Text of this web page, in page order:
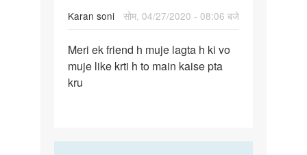
Karan soni
सोम, 04/27/2020 - 08:06 बजे
Meri
ek
friend
Meri ek friend h muje lagta h ki vo
muje like krti h to main kaise pta
kru